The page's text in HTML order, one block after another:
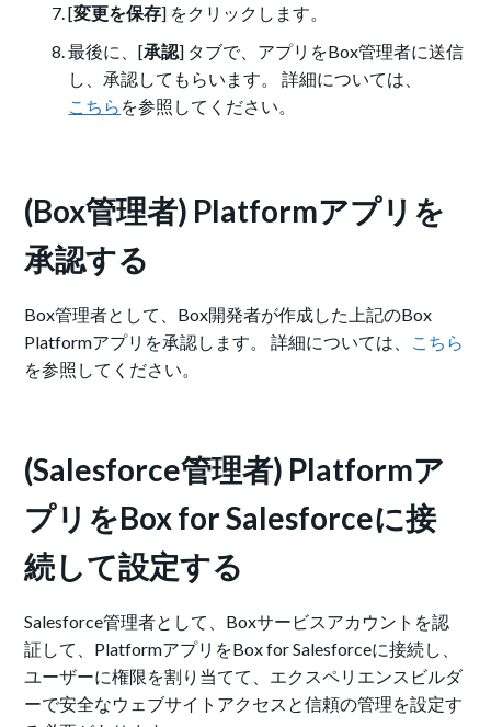
[変更を保存] をクリックします。
最後に、[承認] タブで、アプリをBox管理者に送信
し、承認してもらいます。 詳細については、
こちら を参照してください。
(Box管理者) Platformアプリを
承認する
Box管理者として、Box開発者が作成した上記のBox
Platformアプリを承認します。 詳細については、
こちら
を参照してください。
(Salesforce管理者) Platformア
プリをBox for Salesforceに接
続して設定する
Salesforce管理者として、Boxサービスアカウントを認
証して、PlatformアプリをBox for Salesforceに接続し、
ユーザーに権限を割り当てて、エクスペリエンスビルダ
ーで安全なウェブサイトアクセスと信頼の管理を設定す